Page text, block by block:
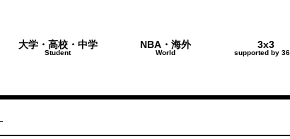
大学・高校・中学
Student
NBA・海外
World
3x3
supported by